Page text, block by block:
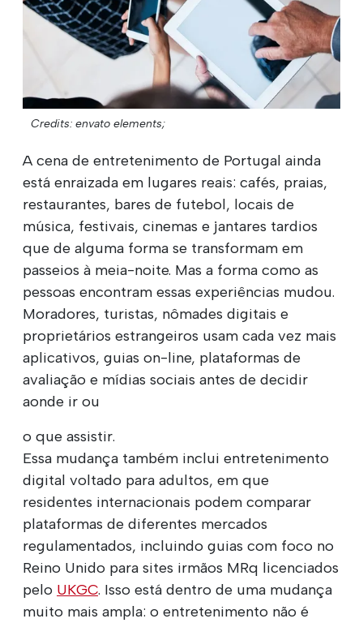
Credits: envato elements;
A cena de entretenimento de Portugal ainda
está enraizada em lugares reais: cafés, praias,
restaurantes, bares de futebol, locais de
música, festivais, cinemas e jantares tardios
que de alguma forma se transformam em
passeios à meia-noite. Mas a forma como as
pessoas encontram essas experiências mudou.
Moradores, turistas, nômades digitais e
proprietários estrangeiros usam cada vez mais
aplicativos, guias on-line, plataformas de
avaliação e mídias sociais antes de decidir
aonde ir ou
o que assistir.
Essa mudança também inclui entretenimento
digital voltado para adultos, em que
residentes internacionais podem comparar
plataformas de diferentes mercados
regulamentados, incluindo guias com foco no
Reino Unido para sites irmãos MRq licenciados
pelo UKGC. Isso está dentro de uma mudança
muito mais ampla: o entretenimento não é